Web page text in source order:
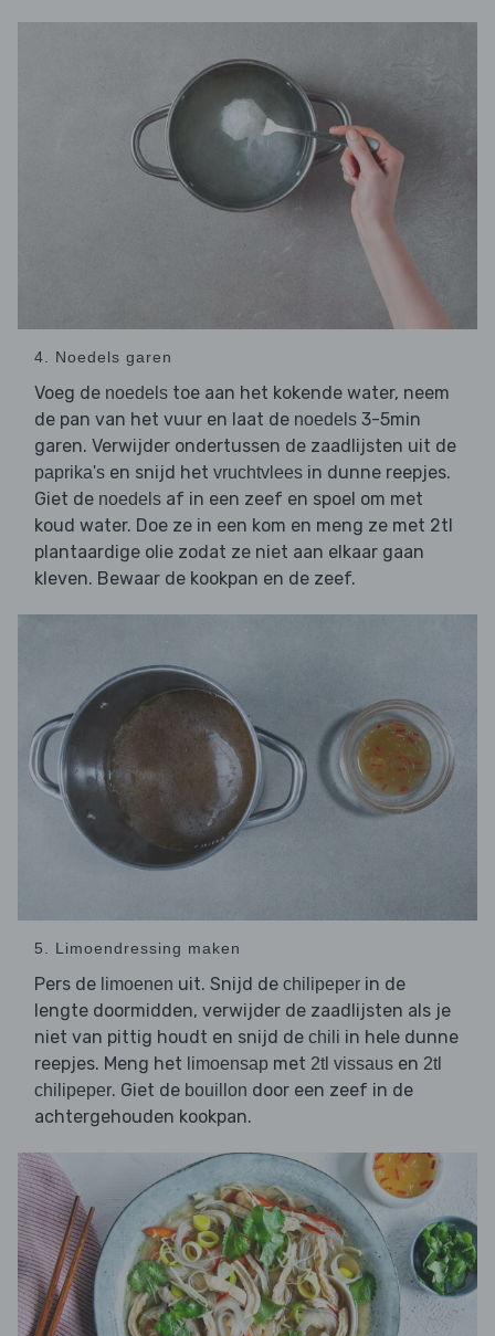
4. Noedels garen
Voeg de noedels toe aan het kokende water, neem
de pan van het vuur en laat de noedels 3-5min
garen. Verwijder ondertussen de zaadlijsten uit de
paprika's en snijd het vruchtvlees in dunne reepjes.
Giet de noedels af in een zeef en spoel om met
koud water. Doe ze in een kom en meng ze met 2tl
plantaardige olie zodat ze niet aan elkaar gaan
kleven. Bewaar de kookpan en de zeef.
5. Limoendressing maken
Pers de limoenen uit. Snijd de chilipeper in de
lengte doormidden, verwijder de zaadlijsten als je
niet van pittig houdt en snijd de chili in hele dunne
reepjes. Meng het limoensap met 2tl vissaus en 2tl
chilipeper. Giet de bouillon door een zeef in de
achtergehouden kookpan.